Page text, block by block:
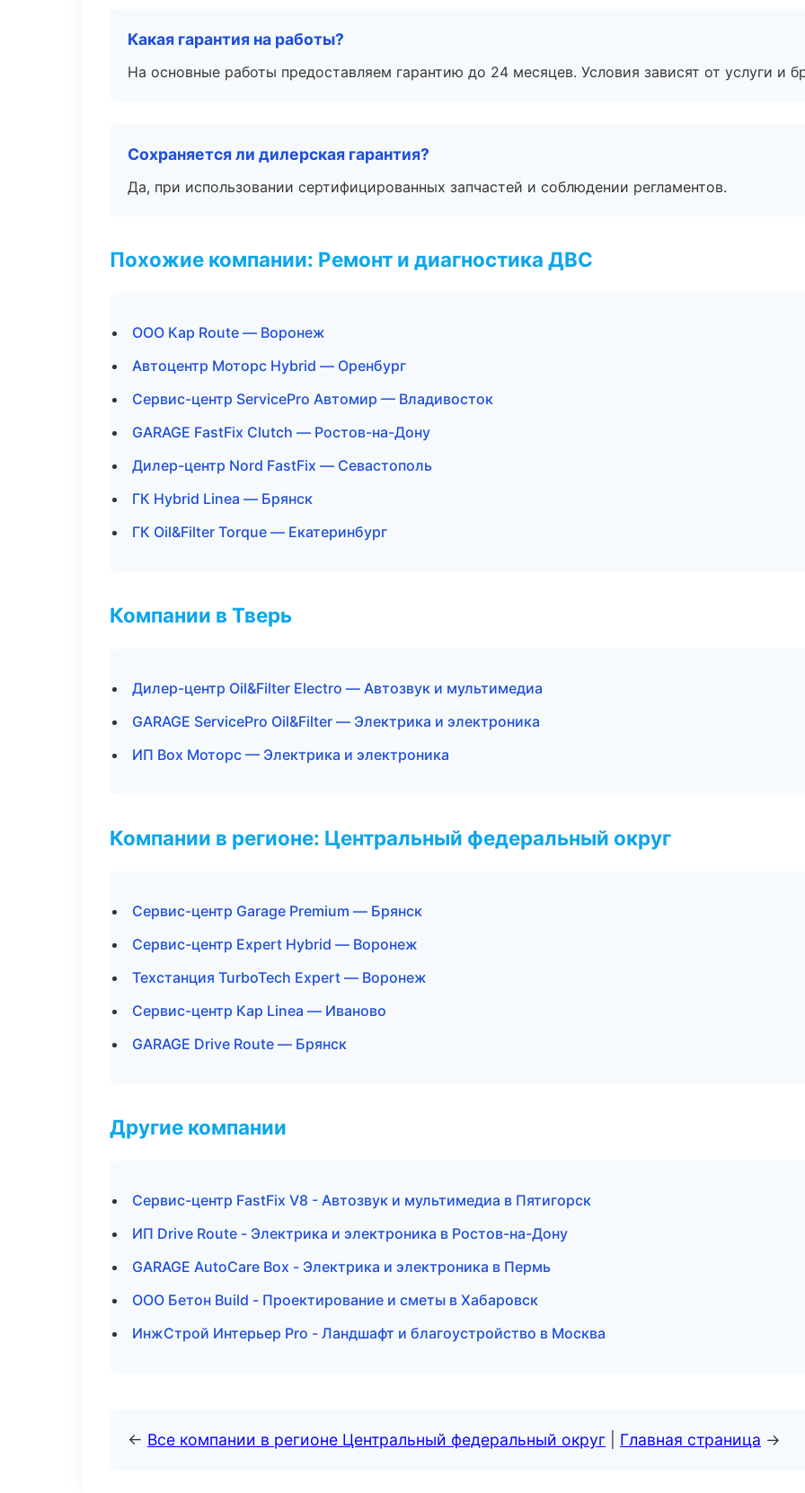
Какая гарантия на работы?
На основные работы предоставляем гарантию до 24 месяцев. Условия зависят от услуги и
Сохраняется ли дилерская гарантия?
Да, при использовании сертифицированных запчастей и соблюдении регламентов.
Похожие компании: Ремонт и диагностика ДВС
ООО Кар Route — Воронеж
Автоцентр Моторс Hybrid — Оренбург
Сервис-центр ServicePro Автомир — Владивосток
GARAGE FastFix Clutch — Ростов-на-Дону
Дилер-центр Nord FastFix — Севастополь
ГК Hybrid Linea — Брянск
ГК Oil&Filter Torque — Екатеринбург
Компании в Тверь
Дилер-центр Oil&Filter Electro — Автозвук и мультимедиа
GARAGE ServicePro Oil&Filter — Электрика и электроника
ИП Box Моторс — Электрика и электроника
Компании в регионе: Центральный федеральный округ
Сервис-центр Garage Premium — Брянск
Сервис-центр Expert Hybrid — Воронеж
Техстанция TurboTech Expert — Воронеж
Сервис-центр Кар Linea — Иваново
GARAGE Drive Route — Брянск
Другие компании
Сервис-центр FastFix V8 - Автозвук и мультимедиа в Пятигорск
ИП Drive Route - Электрика и электроника в Ростов-на-Дону
GARAGE AutoCare Box - Электрика и электроника в Пермь
ООО Бетон Build - Проектирование и сметы в Хабаровск
ИнжСтрой Интерьер Pro - Ландшафт и благоустройство в Москва
← Все компании в регионе Центральный федеральный округ Главная страница →